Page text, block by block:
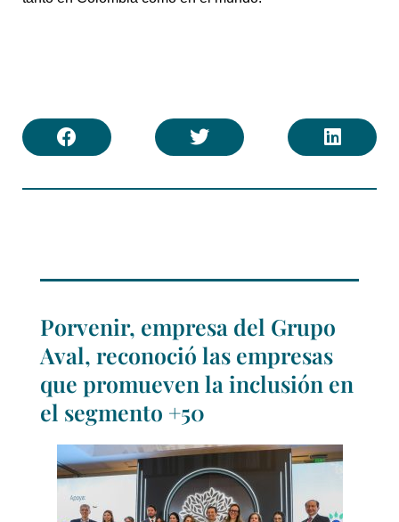
Porvenir, empresa del Grupo
Aval, reconoció las empresas
que promueven la inclusión en
el segmento +50